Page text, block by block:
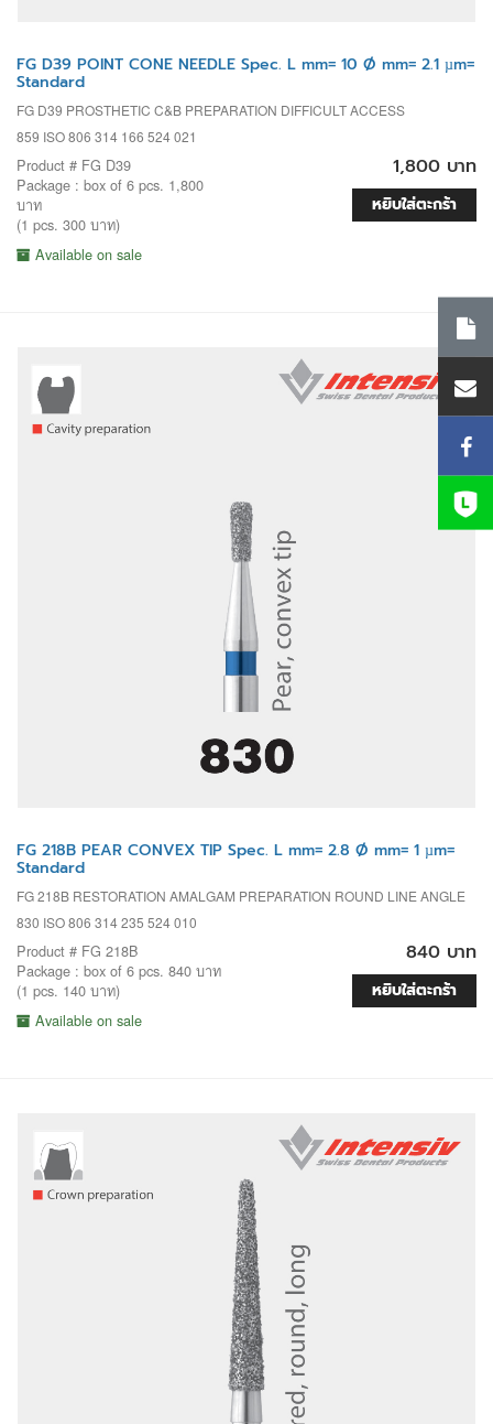
FG D39 POINT CONE NEEDLE Spec. L mm= 10 Ø mm= 2.1 µm=
Standard
FG D39 PROSTHETIC C&B PREPARATION DIFFICULT ACCESS
859 ISO 806 314 166 524 021
Product # FG D39
Package : box of 6 pcs. 1,800
บาท
(1 pcs. 300 บาท)
Available on sale
1,800 บาท
หยิบใส่ตะกร้า
FG 218B PEAR CONVEX TIP Spec. L mm= 2.8 Ø mm= 1 µm=
Standard
FG 218B RESTORATION AMALGAM PREPARATION ROUND LINE ANGLE
830 ISO 806 314 235 524 010
Product # FG 218B
Package : box of 6 pcs. 840 บาท
(1 pcs. 140 บาท)
Available on sale
840 บาท
หยิบใส่ตะกร้า